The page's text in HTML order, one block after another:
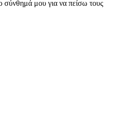
σύνθημά μου για να πείσω τους